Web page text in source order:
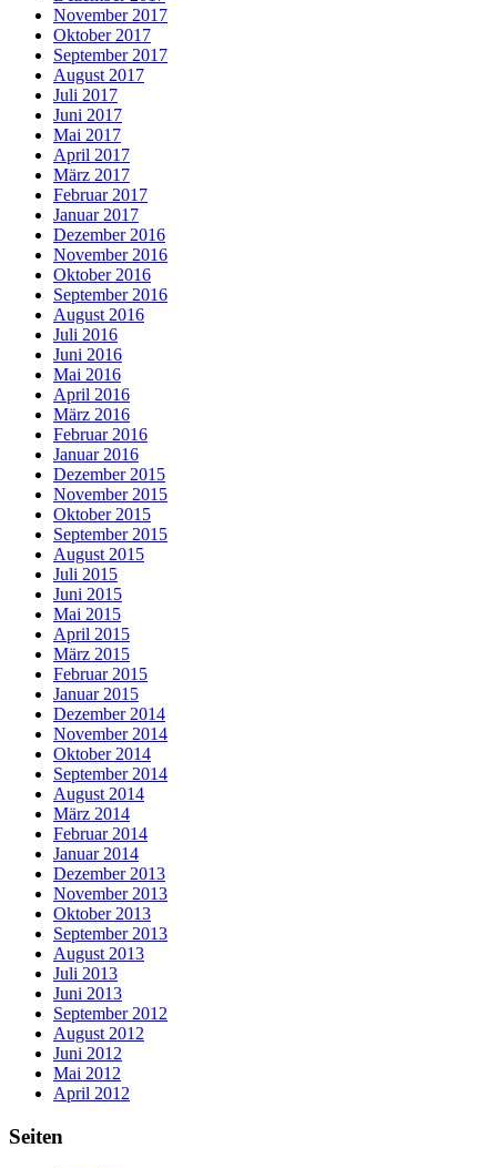
November 2017
Oktober 2017
September 2017
August 2017
Juli 2017
Juni 2017
Mai 2017
April 2017
März 2017
Februar 2017
Januar 2017
Dezember 2016
November 2016
Oktober 2016
September 2016
August 2016
Juli 2016
Juni 2016
Mai 2016
April 2016
März 2016
Februar 2016
Januar 2016
Dezember 2015
November 2015
Oktober 2015
September 2015
August 2015
Juli 2015
Juni 2015
Mai 2015
April 2015
März 2015
Februar 2015
Januar 2015
Dezember 2014
November 2014
Oktober 2014
September 2014
August 2014
März 2014
Februar 2014
Januar 2014
Dezember 2013
November 2013
Oktober 2013
September 2013
August 2013
Juli 2013
Juni 2013
September 2012
August 2012
Juni 2012
Mai 2012
April 2012
Seiten